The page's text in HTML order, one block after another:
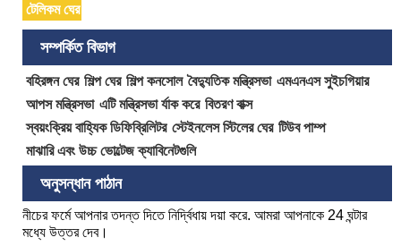
টেলিকম ঘের
সম্পর্কিত বিভাগ
বহিরঙ্গন ঘের শিল্প ঘের শিল্প কনসোল বৈদ্যুতিক মন্ত্রিসভা এমএনএস সুইচগিয়ার
আপস মন্ত্রিসভা এটি মন্ত্রিসভা র্যাক করে বিতরণ বাক্স
স্বয়ংক্রিয় বাহ্যিক ডিফিব্রিলিটর স্টেইনলেস স্টিলের ঘের টিউব পাম্প
মাঝারি এবং উচ্চ ভোল্টেজ ক্যাবিনেটগুলি
অনুসন্ধান পাঠান
নীচের ফর্মে আপনার তদন্ত দিতে নির্দ্বিধায় দয়া করে. আমরা আপনাকে 24 ঘন্টার
মধ্যে উত্তর দেব।